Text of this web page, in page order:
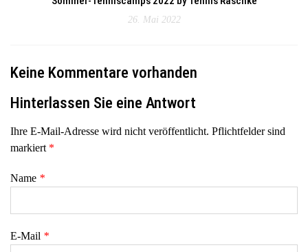
26. Mai 2022
Keine Kommentare vorhanden
Hinterlassen Sie eine Antwort
Ihre E-Mail-Adresse wird nicht veröffentlicht. Pflichtfelder sind
markiert *
Name *
E-Mail *